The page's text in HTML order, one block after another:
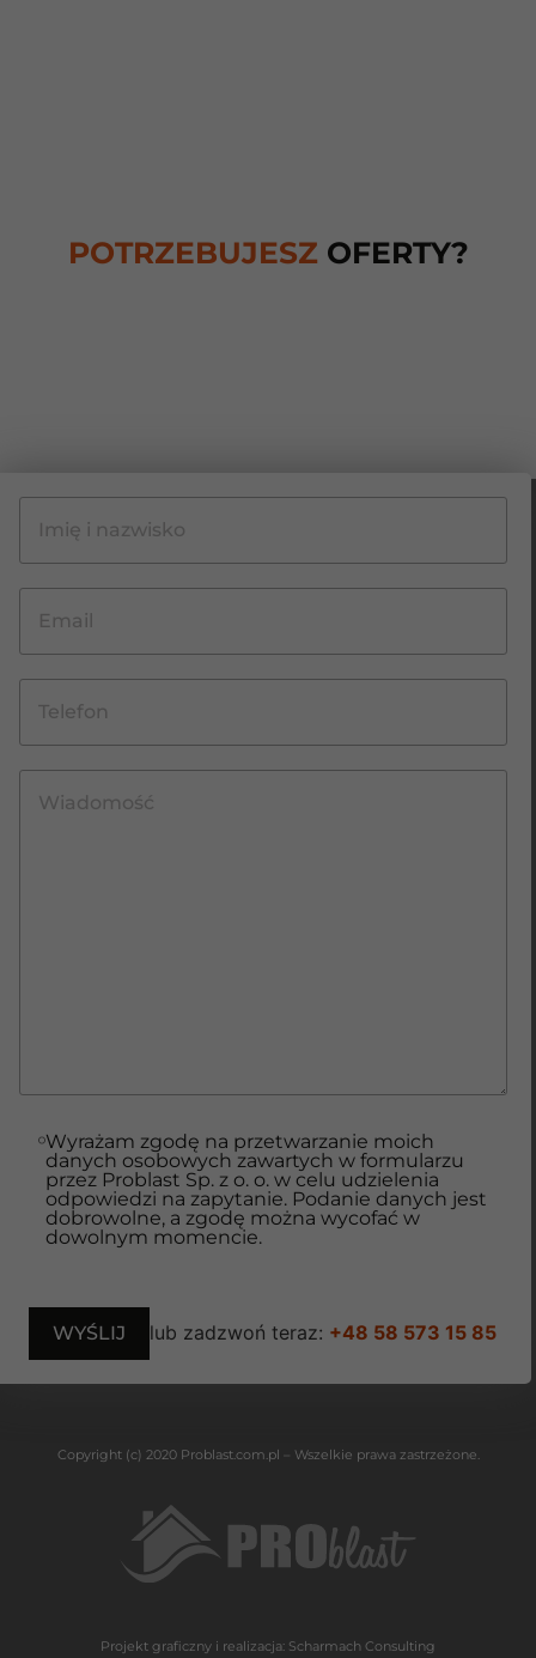
POTRZEBUJESZ OFERTY?
Wyrażam zgodę na przetwarzanie moich
danych osobowych zawartych w formularzu
przez Problast Sp. z o. o. w celu udzielenia
odpowiedzi na zapytanie. Podanie danych jest
dobrowolne, a zgodę można wycofać w
dowolnym momencie.
lub zadzwoń teraz: +48 58 573 15 85
Copyright (c) 2020 Problast.com.pl – Wszelkie prawa zastrzeżone.
Projekt graficzny i realizacja: Scharmach Consulting